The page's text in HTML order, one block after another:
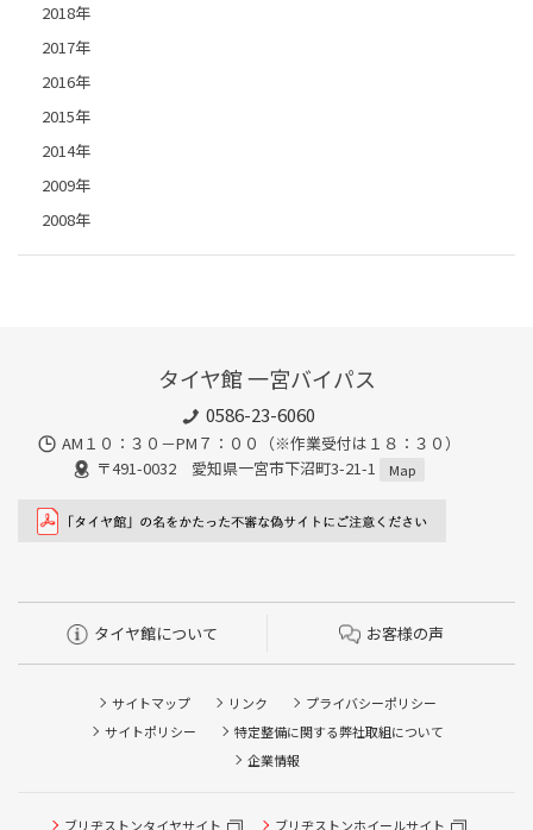
2018年
2017年
2016年
2015年
2014年
2009年
2008年
タイヤ館 一宮バイパス
0586-23-6060
AM１０：３０－PM７：００（※作業受付は１８：３０）
〒491-0032 愛知県一宮市下沼町3-21-1
Map
タイヤ館について お客様の声
サイトマップ リンク
プライバシーポリシー
サイトポリシー
特定整備に関する弊社取組について
企業情報
ブリヂストンタイヤサイト ブリヂストンホイールサイト